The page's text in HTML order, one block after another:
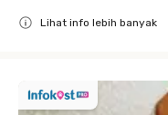
Lihat info lebih banyak